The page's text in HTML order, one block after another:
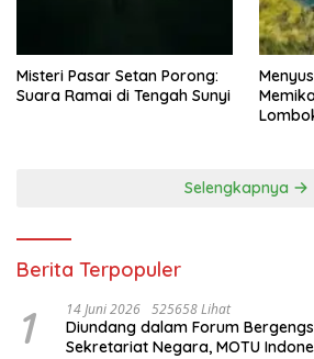
Misteri Pasar Setan Porong:
Suara Ramai di Tengah Sunyi
Selengkapnya
Berita Terpopuler
1 14 Juni 2026 525658 Lihat
Diundang dalam Forum
Sekretariat Negara, MOTU